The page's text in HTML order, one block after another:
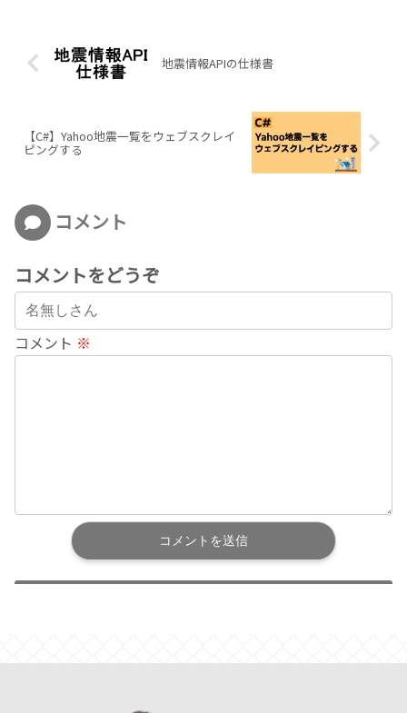
地震情報APIの仕様書
【C#】Yahoo地震一覧をウェブスクレイ
ピングする
コメント
コメントをどうぞ
コメント ※